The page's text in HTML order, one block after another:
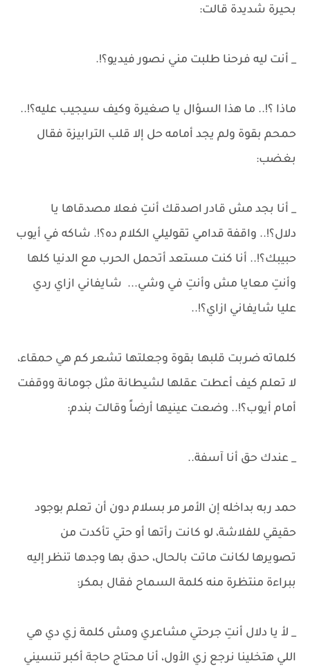
بحيرة شديدة قالت:
_ أنت ليه فرحنا طلبت مني نصور فيديو؟!.
ماذا ؟!.. ما هذا السؤال يا صغيرة وكيف سيجيب عليه؟!..
حمحم بقوة ولم يجد أمامه حل إلا قلب الترابيزة فقال
بغضب:
_ أنا بجد مش قادر اصدقك أنتِ فعلا مصدقاها يا
دلال؟!.. واقفة قدامي تقوليلي الكلام ده؟!. شاكه في أيوب
حبيبك؟!.. أنا كنت مستعد أتحمل الحرب مع الدنيا كلها
وأنتِ معايا مش وأنتِ في وشي... شايفاني ازاي ردي
عليا شايفاني ازاي؟!..
كلماته ضربت قلبها بقوة وجعلتها تشعر كم هي حمقاء،
لا تعلم كيف أعطت عقلها لشيطانة مثل جومانة ووقفت
أمام أيوب؟!.. وضعت عينيها أرضاً وقالت بندم:
_ عندك حق أنا آسفة..
حمد ربه بداخله إن الأمر مر بسلام دون أن تعلم بوجود
حقيقي للفلاشة، لو كانت رأتها أو حتي تأكدت من
تصويرها لكانت ماتت بالحال، حدق بها وجدها تنظر إليه
ببراءة منتظرة منه كلمة السماح فقال بمكر:
_ لأ يا دلال أنتِ جرحتي مشاعري ومش كلمة زي دي هي
اللي هتخلينا نرجع زي الأول، أنا محتاج حاجة أكبر تنسيني